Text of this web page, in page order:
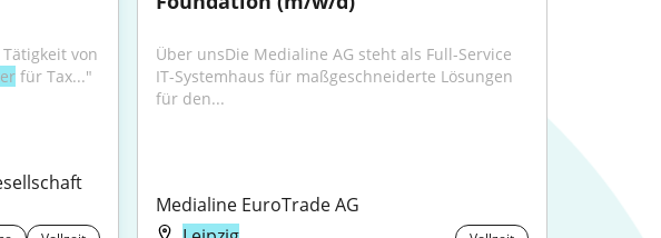
von
für Tax..."
Über unsDie Medialine AG steht als Full-Service
IT-Systemhaus für maßgeschneiderte Lösungen
für den...
Medialine EuroTrade AG